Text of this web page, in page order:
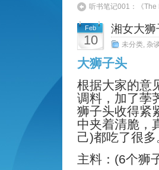
听书笔记001：《
Feb
10
湘女大狮
未分类 杂
大狮子头
根据大家的意
调料，加了荸
狮子头收得紧
中夹着清脆，
己)都吃了很多
主料：(6个狮